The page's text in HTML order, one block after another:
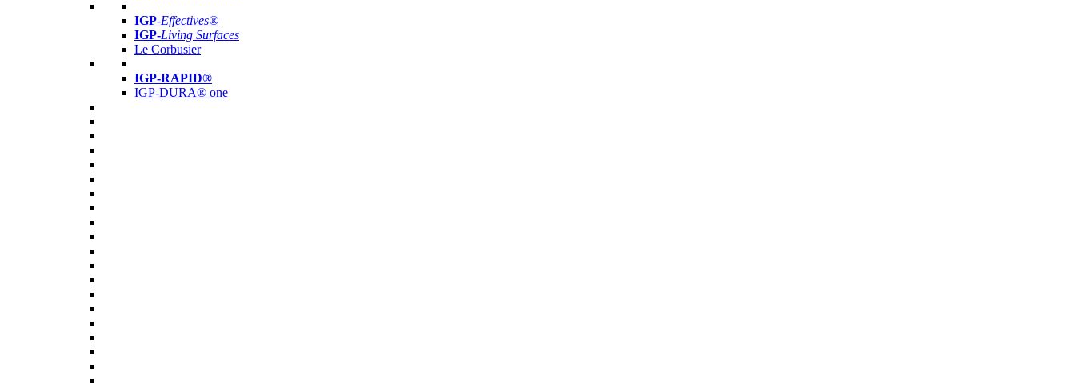
IGP-Effectives®
IGP-Living Surfaces
Le Corbusier
IGP-RAPID®
IGP-DURA® one